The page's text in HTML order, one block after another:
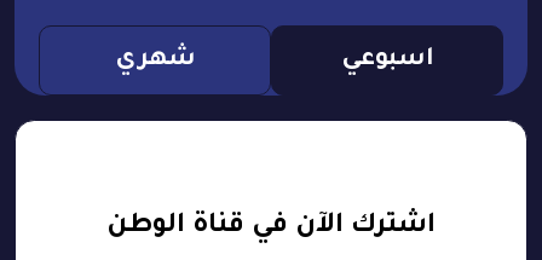
اسبوعي شهري
اشترك الآن في قناة الوطن